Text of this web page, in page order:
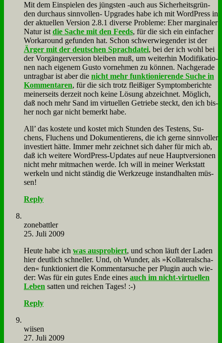
Mit dem Ein­spie­len des jüng­sten ‑auch aus Si­cher­heits­grün­
den durch­aus sinn­vol­len- Up­grades ha­be ich mit Word­Press in
der ak­tu­el­len Ver­si­on 2.8.1 di­ver­se Pro­ble­me: Eher mar­gi­na­ler
Na­tur ist die Sa­che mit den Feeds, für die sich ein ein­fa­cher
Work­around ge­fun­den hat. Schon schwer­wie­gen­der ist der
Är­ger mit der deut­schen Sprach­da­tei, bei der ich wohl bei
der Vor­gän­ger­ver­si­on blei­ben muß, um wei­ter­hin Mo­di­fi­ka­tio­
nen nach ei­ge­nem Gu­sto vor­neh­men zu kön­nen. Nach­ge­ra­de
un­trag­bar ist aber die nicht mehr funk­tio­nie­ren­de Su­che in
Kom­men­ta­ren, für die sich trotz flei­ßi­ger Sym­ptom­be­rich­te
mei­ner­seits der­zeit noch kei­ne Lö­sung ab­zeich­net. Mög­lich,
daß noch mehr Sand im vir­tu­el­len Ge­trie­be steckt, den ich bis­
her noch gar nicht be­merkt ha­be.
All’ das ko­ste­te und ko­stet mich Stun­den des Te­stens, Su­
chens, Flu­chens und Do­ku­men­tie­rens, die ich ger­ne sinn­vol­ler
in­ve­stiert hät­te. Im­mer mehr zeich­net sich da­her für mich ab,
daß ich wei­te­re Word­Press-Up­dates auf neue Haupt­ver­sio­nen
nicht mehr mit­ma­chen wer­de. Ich will in mei­ner Werk­statt
wer­keln und nicht stän­dig die Werk­zeu­ge in­stand­hal­ten müs­
sen!
Reply
zone­batt­ler
25. Juli 2009
Heu­te ha­be ich was aus­pro­biert, und schon läuft der La­den
hier deut­lich schnel­ler. Und, oh Wun­der, als »Kol­la­te­ral­scha­
den« funk­tio­niert die Kom­men­tar­su­che per Plug­in auch wie­
der: Was für ein gu­tes En­de ei­nes auch im nicht-vir­tu­el­len
Le­ben sat­ten und rei­chen Ta­ges! :-)
Reply
wiisen
27. Juli 2009